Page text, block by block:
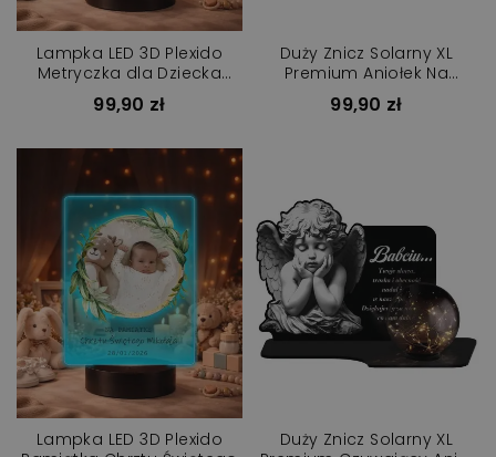
Lampka LED 3D Plexido
Metryczka dla Dziecka
Jednorożec
99,90 zł
Duży Znicz Solarny XL
Premium Aniołek Na
Cmentarz
99,90 zł
Lampka LED 3D Plexido
Duży Znicz Solarny XL